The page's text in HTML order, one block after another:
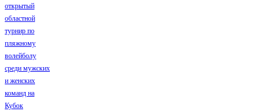
открытый
областной
турнир по
пляжному
волейболу
среди мужских
и женских
команд на
Кубок